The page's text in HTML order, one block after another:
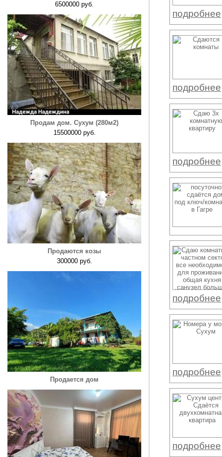
6500000 руб.
Продам дом. Сухум (280м2)
15500000 руб.
Продаются козы
300000 руб.
Продается дом
подробнее
подробнее
подробнее
подробнее
подробнее
подробнее